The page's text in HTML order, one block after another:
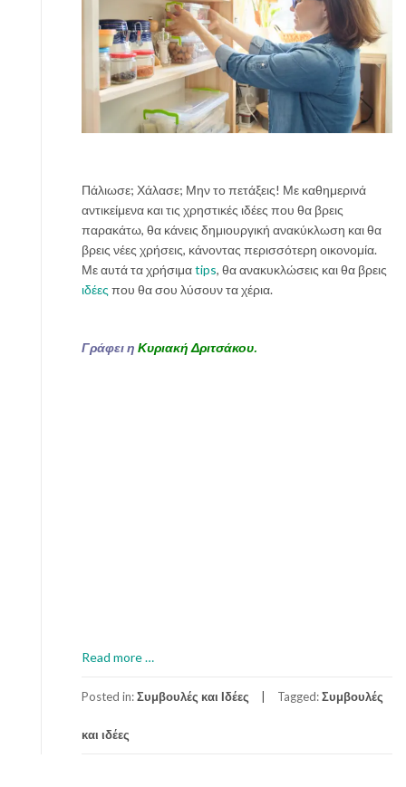
α
κ
ό
μ
σ
ω
ς
Πάλιωσε; Χάλασε; Μην το πετάξεις! Με καθημερινά
αντικείμενα και τις χρηστικές ιδέες που θα βρεις
παρακάτω, θα κάνεις δημιουργική ανακύκλωση και θα
βρεις νέες χρήσεις, κάνοντας περισσότερη οικονομία.
Με αυτά τα χρήσιμαtips, θα ανακυκλώσεις και θα βρεις
ιδέες που θα σου λύσουν τα χέρια.
Γράφει η Κυριακή Δριτσάκου.
Read morea
o
…
Posted in:Συμβουλές και Ιδέες Tagged:Συμβουλές
και ιδέες